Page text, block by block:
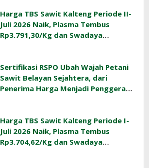
Harga TBS Sawit Kalteng Periode II-
Juli 2026 Naik, Plasma Tembus
Rp3.791,30/Kg dan Swadaya
Sertifikasi RSPO Ubah Wajah Petani
Sawit Belayan Sejahtera, dari
Penerima Harga Menjadi Penggerak
Harga TBS Sawit Kalteng Periode I-
Juli 2026 Naik, Plasma Tembus
Rp3.704,62/Kg dan Swadaya